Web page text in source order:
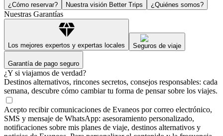
¿Cómo reservar? Nuestra visión Better Trips ¿Quiénes somos?
Nuestras Garantías
Los mejores expertos y expertas locales Seguros de viaje
Garantía de pago seguro
¿Y si viajamos de verdad?
Destinos alternativos, rincones secretos, consejos responsables: cada
semana, descubre cómo cambiar tu forma de pensar sobre los viajes.
Acepto recibir comunicaciones de Evaneos por correo electrónico,
SMS y mensaje de WhatsApp: asesoramiento personalizado,
notificaciones sobre mis planes de viaje, destinos alternativos y